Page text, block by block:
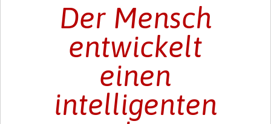
Der Mensch
entwickelt
einen
intelligenten